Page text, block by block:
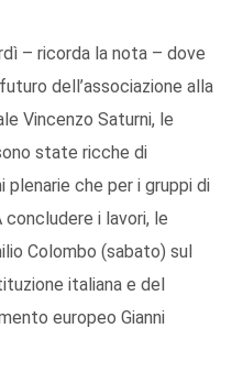
– ricorda la nota – dove
dell’associazione alla
Vincenzo Saturni, le
state ricche di
plenarie che per i gruppi di
concludere i lavori, le
Colombo (sabato) sul
italiana e del
europeo Gianni